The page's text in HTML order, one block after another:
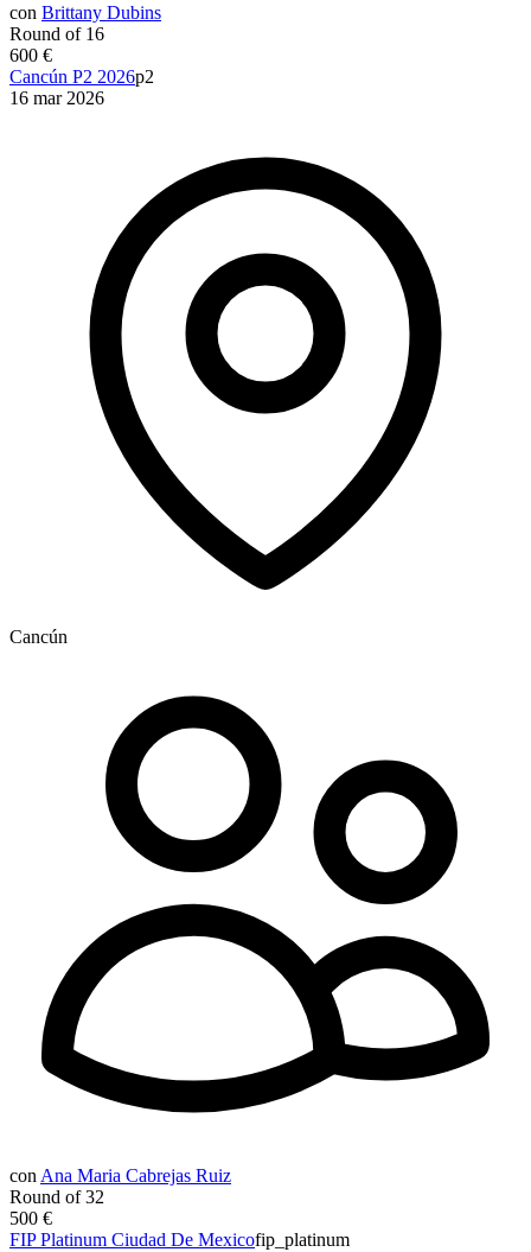
con Brittany Dubins
Round of 16
600 €
Cancún P2 2026p2
16 mar 2026
Cancún
con Ana Maria Cabrejas Ruiz
Round of 32
500 €
FIP Platinum Ciudad De Mexicofip_platinum